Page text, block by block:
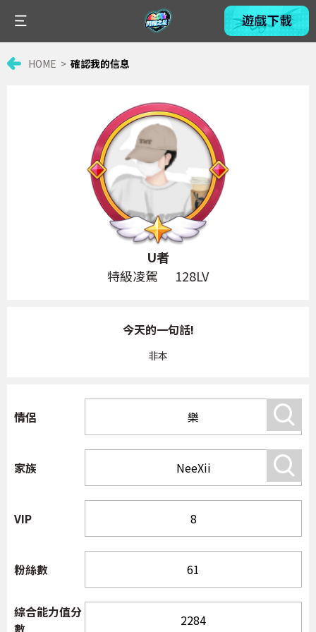
HOME 確認我的信息
U者
特級凌駕
128LV
今天的一句話!
非本
情侶
家族
VIP
粉絲數
綜合能力值分
數